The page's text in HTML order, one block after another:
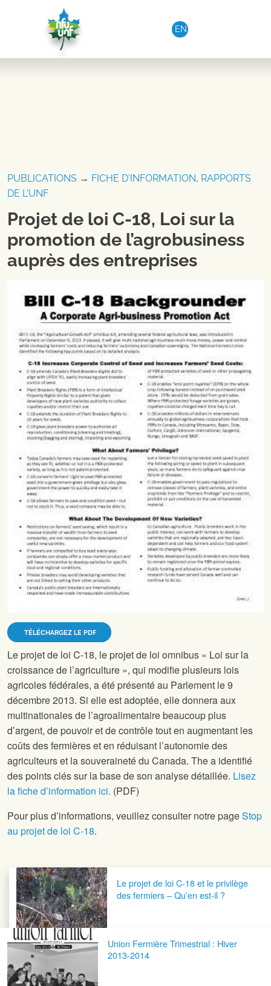
Aller au contenu
EN
PUBLICATIONS → FICHE D'INFORMATION, RAPPORTS
DE L'UNF
Projet de loi C-18, Loi sur la
promotion de l’agrobusiness
auprès des entreprises
TÉLÉCHARGEZ LE PDF
Le projet de loi C-18, le projet de loi omnibus « Loi sur la
croissance de l’agriculture », qui modifie plusieurs lois
agricoles fédérales, a été présenté au Parlement le 9
décembre 2013. Si elle est adoptée, elle donnera aux
multinationales de l’agroalimentaire beaucoup plus
d’argent, de pouvoir et de contrôle tout en augmentant les
coûts des fermières et en réduisant l’autonomie des
agriculteurs et la souveraineté du Canada. Thea identifié
des points clés sur la base de son analyse détaillée. Lisez
la fiche d’information ici. (PDF)
Pour plus d’informations, veuillez consulter notre pageStop
au projet de loi C-18.
Navigation postaleLe projet de loi C-18 et le privilège
des fermiers – Qu’en est-il ?
Union Fermière Trimestrial : Hiver
2013-2014